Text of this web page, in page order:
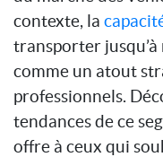
contexte, la
transporter jusqu’à
comme un atout
professionnels.
tendances de ce
offre à ceux qui